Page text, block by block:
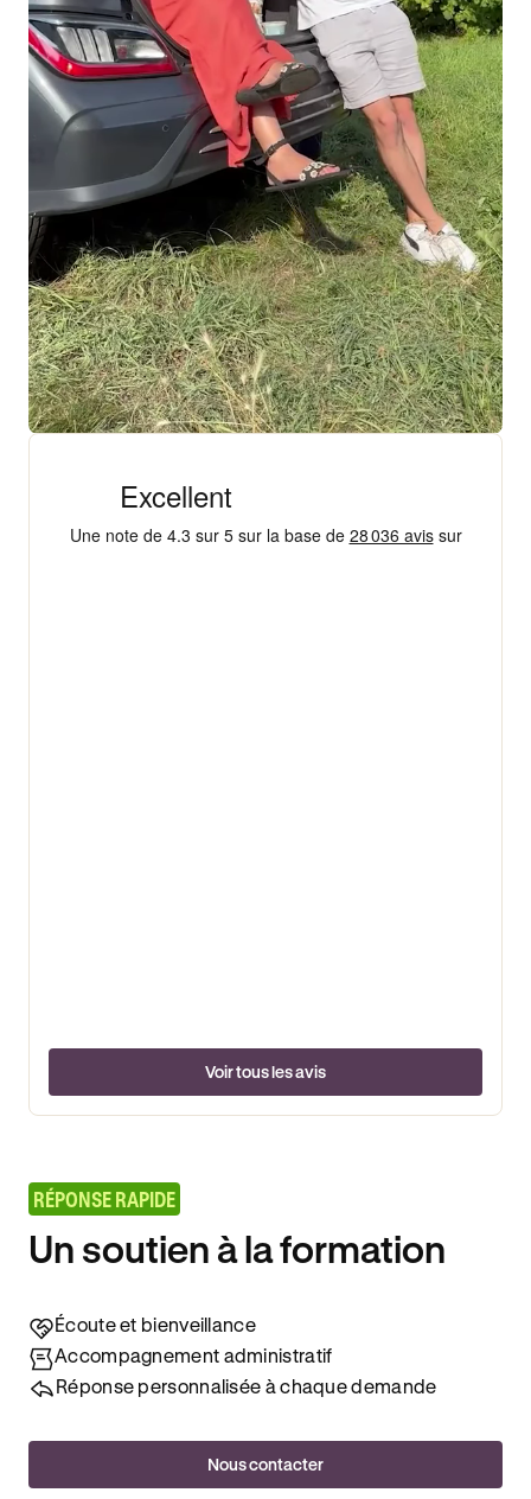
Voir tous les avis
RÉPONSE RAPIDE
Un soutien à la formation
Écoute et bienveillance
Accompagnement administratif
Réponse personnalisée à chaque demande
Nous contacter